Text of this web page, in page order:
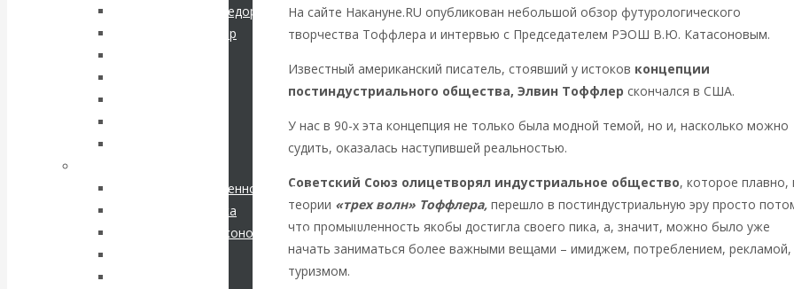
Шарапов Сергей Федорович
Соловьев Владимир
Экономика современной России
Мировая экономика
Международные экономические отношения
кризис в России.
Проедаем
основной
капитал, но
строим
грандиозные
планы
На сайте Накануне.RU опубликован небольшой обзор футурологического
творчества Тоффлера и интервью с Председателем РЭОШ В.Ю. Катасоновым.
Известный американский писатель, стоявший у истоков концепции
постиндустриального общества, Элвин Тоффлер скончался в США.
У нас в 90-х эта концепция не только была модной темой, но и, насколько можно
судить, оказалась наступившей реальностью.
Советский Союз олицетворял индустриальное общество, которое плавно,
теории «трех волн» Тоффлера, перешло в постиндустриальную эру просто
что промышленность якобы достигла своего пика, а, значит, можно было уже
начать заниматься более важными вещами – имиджем, потреблением, рекламой,
туризмом.